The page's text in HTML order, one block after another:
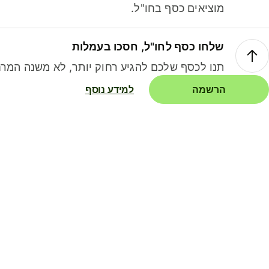
מוציאים כסף בחו"ל.
שלחו כסף לחו"ל, חסכו בעמלות
תנו לכסף שלכם להגיע רחוק יותר, לא משנה
הרשמה למידע נוסף